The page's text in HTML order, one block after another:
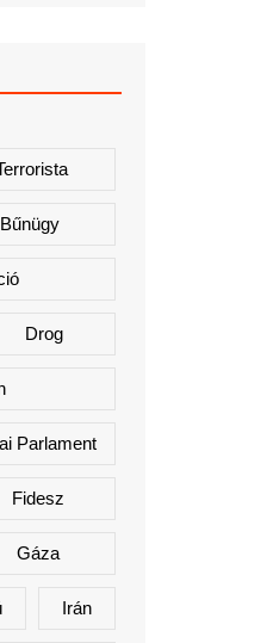
Bűnügy
Drog
Parlament
Fidesz
Gáza
Irán